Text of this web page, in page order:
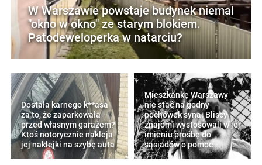
W Warszawie powstaje budynek niemal
"okno w okno" ze starym blokiem.
Patodeweloperka w natarciu?
Dostała karnego k**asa
za to, że zaparkowała
przed własnym garażem?
Ktoś notorycznie nakleja
jej naklejki na szybę auta
Mieszkankę Warszawy
nie stać na godny
pochówek syna. Bliscy
znajomi wystosowali w jej
imieniu prośbę do
sąsiadów o pomoc